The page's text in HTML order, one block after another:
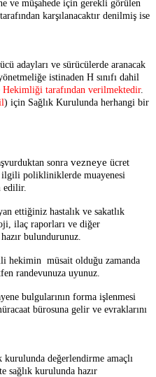
ve müşahede için gerekli görülen
karşılanacaktır denilmiş ise
adayları ve sürücülerde aranacak
istinaden H sınıfı dahil
tarafından verilmektedir.
) için Sağlık Kurulunda herhangi bir
sonra vezneye ücret
ilgili polikliniklerde muayenesi
edilir.
ettiğiniz hastalık ve sakatlık
ilaç raporları ve diğer
bulundurunuz.
hekimin müsait olduğu zamanda
randevunuza uyunuz.
bulgularının forma işlenmesi
bürosuna gelir ve evraklarını
değerlendirme amaçlı
sağlık kurulunda hazır